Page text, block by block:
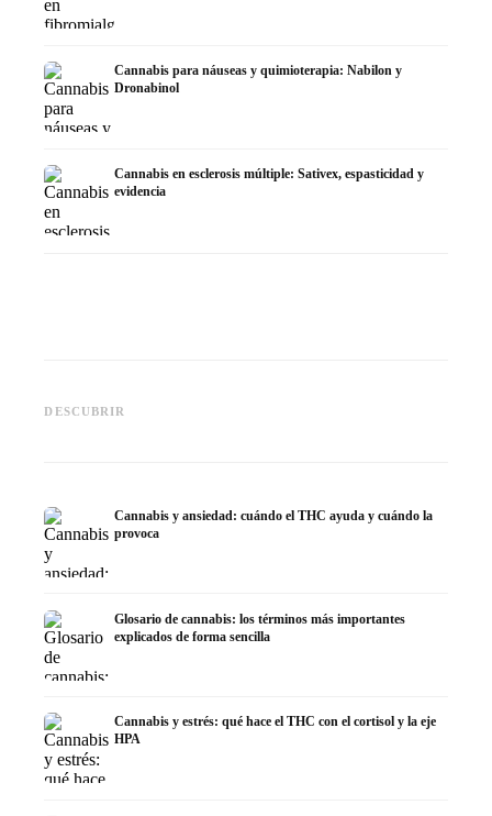
Cannabis para náuseas y quimioterapia: Nabilon y
Dronabinol
Cannabis en esclerosis múltiple: Sativex, espasticidad y
evidencia
DESCUBRIR
la investigación
Cannabis y ansiedad: cuándo el THC ayuda y cuándo la
provoca
Glosario de cannabis: los términos más importantes
explicados de forma sencilla
Cannabis y estrés: qué hace el THC con el cortisol y la eje
HPA